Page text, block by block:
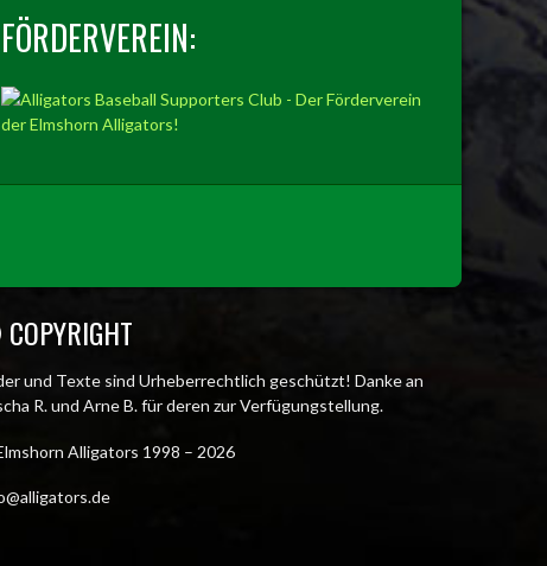
FÖRDERVEREIN:
und Texte sind Urheberrechtlich geschützt! Danke an
R. und Arne B. für deren zur Verfügungstellung.
Alligators 1998 – 2026